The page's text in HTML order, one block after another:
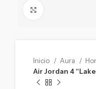
Inicio Aura
Air Jordan 4